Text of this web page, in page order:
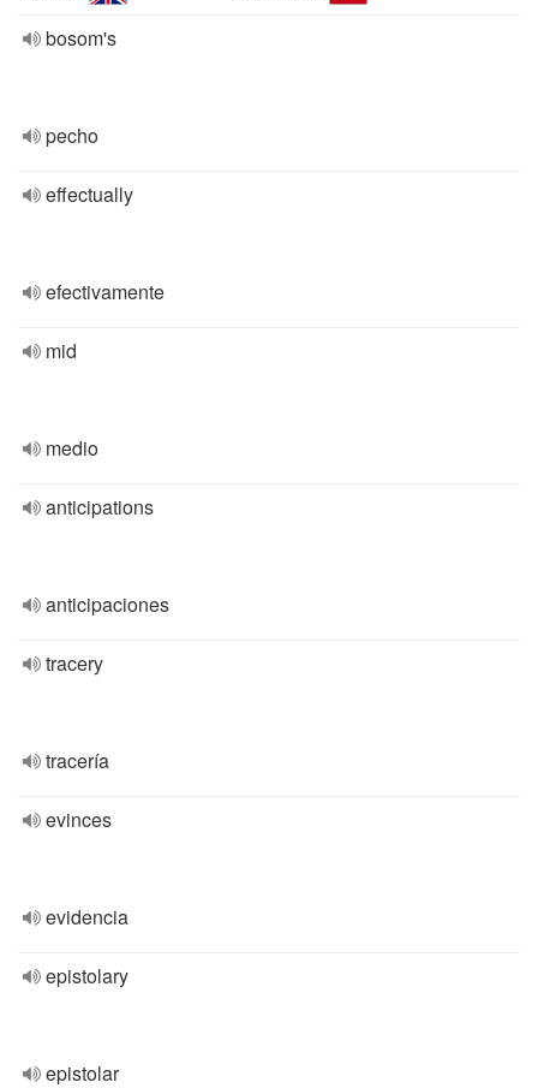
bosom's
pecho
effectually
efectivamente
mid
medio
anticipations
anticipaciones
tracery
tracería
evinces
evidencia
epistolary
epistolar